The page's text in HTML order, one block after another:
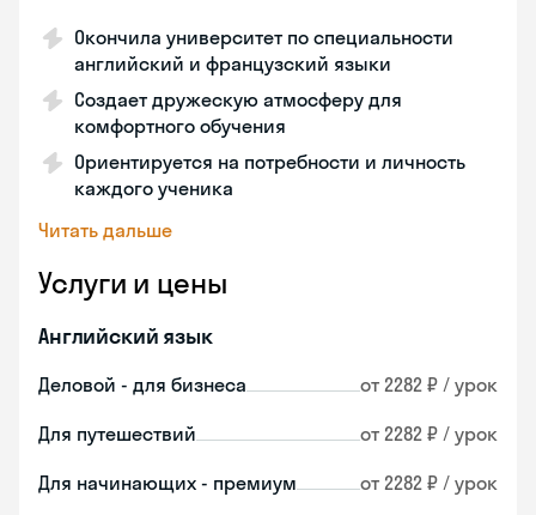
Окончила университет по специальности
английский и французский языки
Создает дружескую атмосферу для
комфортного обучения
Ориентируется на потребности и личность
каждого ученика
Читать дальше
Услуги и цены
Английский язык
Деловой - для бизнеса от 2282 ₽ / урок
Для путешествий от 2282 ₽ / урок
Для начинающих - премиум от 2282 ₽ / урок